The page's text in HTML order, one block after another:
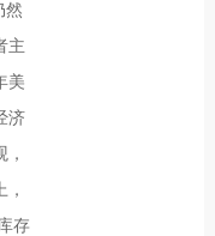
然
主
美
济
存